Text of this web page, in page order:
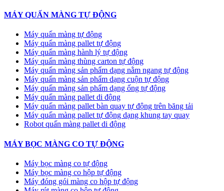
MÁY QUẤN MÀNG TỰ ĐỘNG
Máy quấn màng tự động
​Máy quấn màng pallet tự động
Máy quấn màng hành lý tự động
Máy quấn màng thùng carton tự động
Máy quấn màng sản phẩm dạng nằm ngang tự động
Máy quấn màng sản phẩm dạng cuộn tự động
Máy quấn màng sản phẩm dạng ống tự động
Máy quấn màng pallet di động
Máy quấn màng pallet bàn quay tự động trên băng tải
Máy quấn màng pallet tự động dạng khung tay quay
Robot quấn màng pallet di động
MÁY BỌC MÀNG CO TỰ ĐỘNG
Máy bọc màng co tự động
Máy bọc màng co hộp tự động
Máy đóng gói màng co hộp tự động